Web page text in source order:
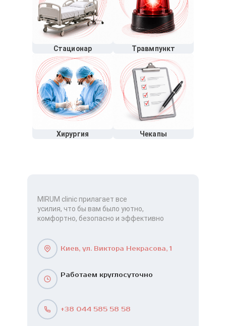
Стационар Травмпункт
Хирургия Чекапы
MIRUM clinic прилагает все
усилия, что бы вам было уютно,
комфортно, безопасно и эффективно
Киев, ул. Виктора Некрасова, 1
Работаем круглосуточно
+38 044 585 58 58